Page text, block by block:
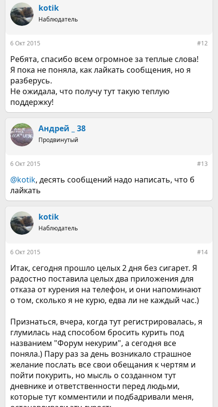
kotik
Наблюдатель
6 Окт 2015 #12
Ребята, спасибо всем огромное за теплые слова!
Я пока не поняла, как лайкать сообщения, но я
разберусь.
Не ожидала, что получу тут такую теплую
поддержку!
Андрей _ 38
Продвинутый
6 Окт 2015 #13
@kotik, десять сообщений надо написать, что б
лайкать
kotik
Наблюдатель
6 Окт 2015 #14
Итак, сегодня прошло целых 2 дня без сигарет. Я
радостно поставила целых два приложения для
отказа от курения на телефон, и они напоминают
о том, сколько я не курю, едва ли не каждый час.)
Признаться, вчера, когда тут регистрировалась, я
глумилась над способом бросить курить под
названием "Форум некурим", а сегодня все
поняла.) Пару раз за день возникало страшное
желание послать все свои обещания к чертям и
пойти покурить, но мысль о созданном тут
дневнике и ответственности перед людьми,
которые тут комментили и подбадривали меня,